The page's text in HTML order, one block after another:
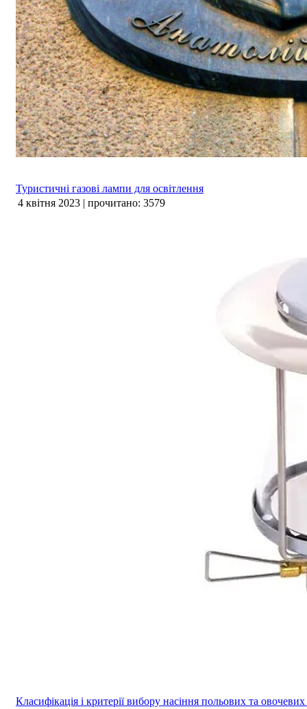
Туристичні газові лампи для освітлення
4 квітня 2023 | прочитано: 3579
Класифікація і критерії вибору насіння польових та овочевих